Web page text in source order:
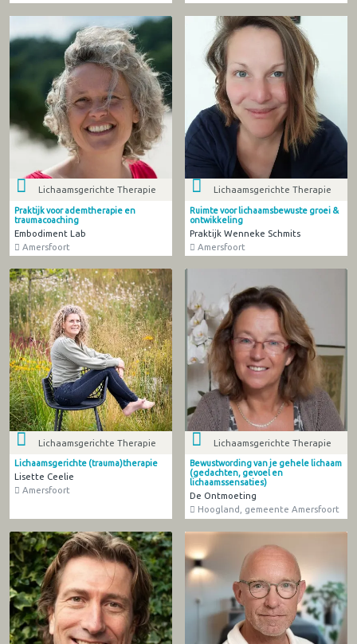
Lichaamsgerichte Therapie
Praktijk voor ademtherapie en
traumacoaching
Embodiment Lab
Amersfoort
Lichaamsgerichte Therapie
Ruimte voor lichaamsbewuste groei &
ontwikkeling
Praktijk Wenneke Schmits
Amersfoort
Lichaamsgerichte Therapie
Lichaamsgerichte (trauma)therapie
Lisette Ceelie
Amersfoort
Lichaamsgerichte Therapie
Bewustwording van je gehele lichaam
(gedachten, gevoel en
lichaamssensaties)
De Ontmoeting
Hoogland, gemeente Amersfoort